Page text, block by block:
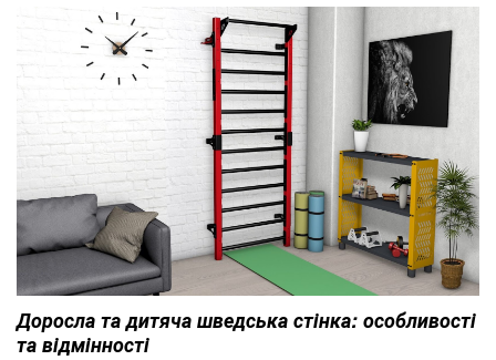
Доросла та дитяча шведська стінка: особливості
та відмінності